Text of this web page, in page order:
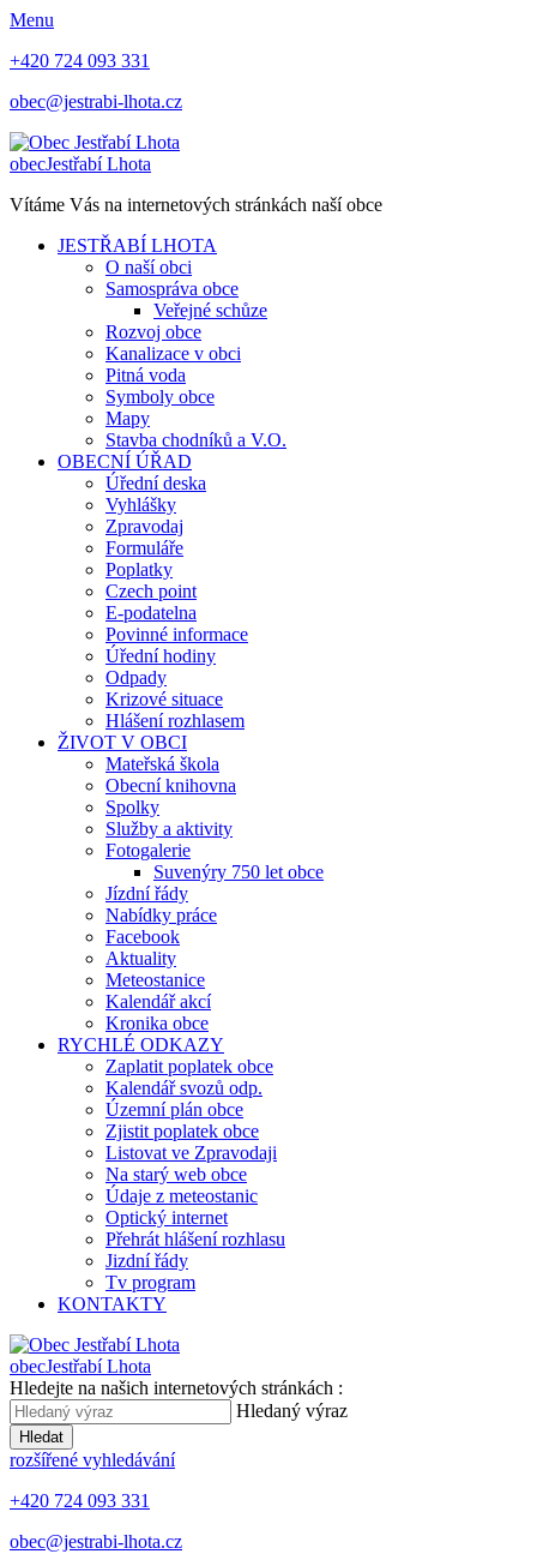
Menu
+420 724 093 331
obec@jestrabi-lhota.cz
obecJestřabí Lhota
Vítáme Vás na internetových stránkách naší obce
JESTŘABÍ LHOTA
O naší obci
Samospráva obce
Veřejné schůze
Rozvoj obce
Kanalizace v obci
Pitná voda
Symboly obce
Mapy
Stavba chodníků a V.O.
OBECNÍ ÚŘAD
Úřední deska
Vyhlášky
Zpravodaj
Formuláře
Poplatky
Czech point
E-podatelna
Povinné informace
Úřední hodiny
Odpady
Krizové situace
Hlášení rozhlasem
ŽIVOT V OBCI
Mateřská škola
Obecní knihovna
Spolky
Služby a aktivity
Fotogalerie
Suvenýry 750 let obce
Jízdní řády
Nabídky práce
Facebook
Aktuality
Meteostanice
Kalendář akcí
Kronika obce
RYCHLÉ ODKAZY
Zaplatit poplatek obce
Kalendář svozů odp.
Územní plán obce
Zjistit poplatek obce
Listovat ve Zpravodaji
Na starý web obce
Údaje z meteostanic
Optický internet
Přehrát hlášení rozhlasu
Jizdní řády
Tv program
KONTAKTY
obecJestřabí Lhota
Hledejte na našich internetových stránkách :
Hledaný výraz
Hledat
rozšířené vyhledávání
+420 724 093 331
obec@jestrabi-lhota.cz